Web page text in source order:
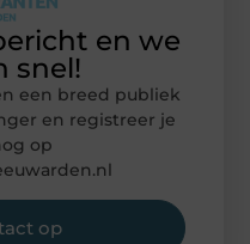
en we
snel!
een breed publiek
en registreer je
op
op